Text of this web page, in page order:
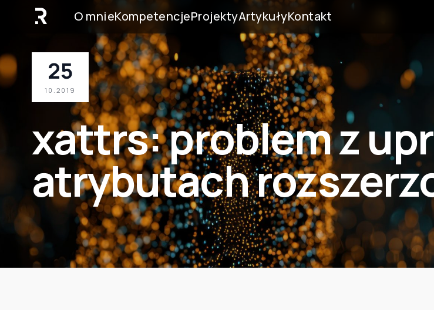
O mnieKompetencjeProjektyArtykułyKontakt
25
10.2019
xattrs: problem z
atrybutach